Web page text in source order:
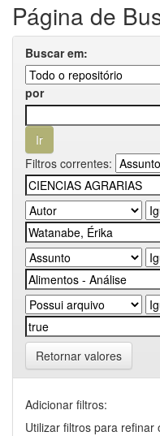
Página de
Buscar em:
por
Filtros correntes:
Retornar valores
Adicionar filtros:
Utilizar filtros para refinar